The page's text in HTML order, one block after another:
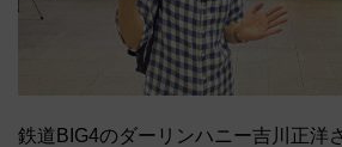
鉄道BIG4のダーリンハニー吉川正洋